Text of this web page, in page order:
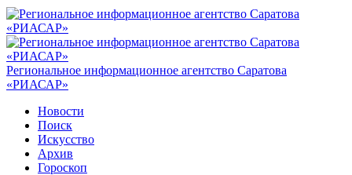
Региональное информационное агентство Саратова
«РИАСАР»
Новости
Поиск
Искусство
Архив
Гороскоп